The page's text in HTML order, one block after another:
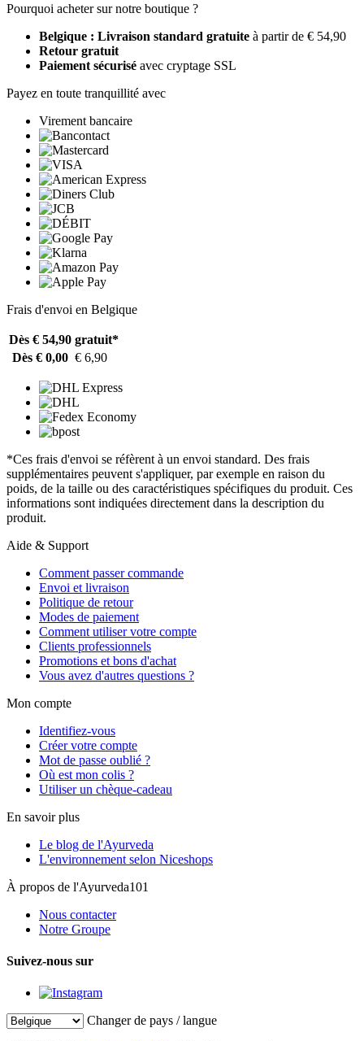
Pourquoi acheter sur notre boutique ?
Belgique : Livraison standard gratuite à partir de € 54,90
Retour gratuit
Paiement sécurisé avec cryptage SSL
Payez en toute tranquillité avec
Virement bancaire
Frais d'envoi en Belgique
Dès € 54,90 gratuit*
Dès € 0,00 € 6,90
*Ces frais d'envoi se réfèrent à un envoi standard. Des frais
supplémentaires peuvent s'appliquer, par exemple en raison du
poids, de la taille ou des caractéristiques spécifiques du produit. Ces
informations sont indiquées directement dans la description du
produit.
Aide & Support
Comment passer commande
Envoi et livraison
Politique de retour
Modes de paiement
Comment utiliser votre compte
Clients professionnels
Promotions et bons d'achat
Vous avez d'autres questions ?
Mon compte
Identifiez-vous
Créer votre compte
Mot de passe oublié ?
Où est mon colis ?
Utiliser un chèque-cadeau
En savoir plus
Le blog de l'Ayurveda
L'environnement selon Niceshops
À propos de l'Ayurveda101
Nous contacter
Notre Groupe
Suivez-nous sur
Changer de pays / langue